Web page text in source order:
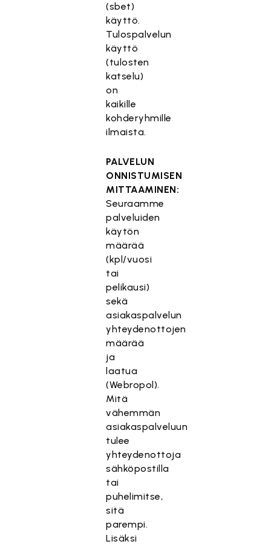
(sbet)
käyttö.
Tulospalvelun
käyttö
(tulosten
katselu)
on
kaikille
kohderyhmille
ilmaista.
PALVELUN
ONNISTUMISEN
MITTAAMINEN:
Seuraamme
palveluiden
käytön
määrää
(kpl/vuosi
tai
pelikausi)
sekä
asiakaspalvelun
yhteydenottojen
määrää
ja
laatua
(Webropol).
Mitä
vähemmän
asiakaspalveluun
tulee
yhteydenottoja
sähköpostilla
tai
puhelimitse,
sitä
parempi.
Lisäksi
T
ä
m
ä
si
s
äl
tö
o
n
es
te